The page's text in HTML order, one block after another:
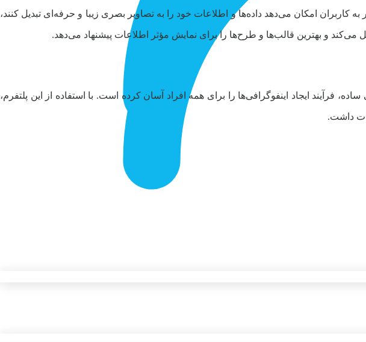
امکان می‌دهد داده‌ها و اطلاعات خود را به تصاویر بصری زیبا و حرفه‌ای تبدیل کنند،
می‌کند و بهترین قالب‌ها و طرح‌ها را برای نمایش مؤثر اطلاعات پیشنهاد می‌دهد.
فرآیند ایجاد اینفوگرافی‌ها را برای همه افراد آسان کرده است. با استفاده از این پلتفرم،
داشت.